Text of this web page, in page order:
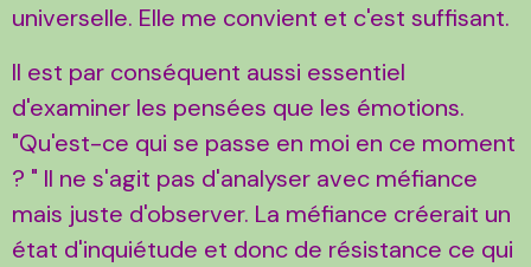
universelle. Elle me convient et c'est suffisant.
Il est par conséquent aussi essentiel
d'examiner les pensées que les émotions.
"Qu'est-ce qui se passe en moi en ce moment
? " Il ne s'agit pas d'analyser avec méfiance
mais juste d'observer. La méfiance créerait un
état d'inquiétude et donc de résistance ce qui